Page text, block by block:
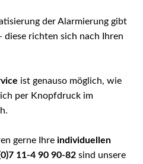
der Alarmierung gibt
richten sich nach Ihren
ist genauso möglich, wie
per Knopfdruck im
gerne Ihre individuellen
11-4 90 90-82 sind unsere